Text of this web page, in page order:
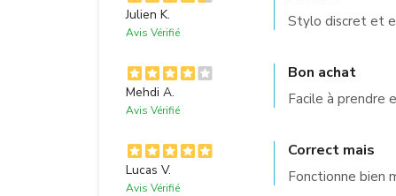
Julien K.
Avis Vérifié
Stylo discret et
Mehdi A.
Avis Vérifié
Bon achat
Facile à prendre
Lucas V.
Avis Vérifié
Correct mais
Fonctionne bien